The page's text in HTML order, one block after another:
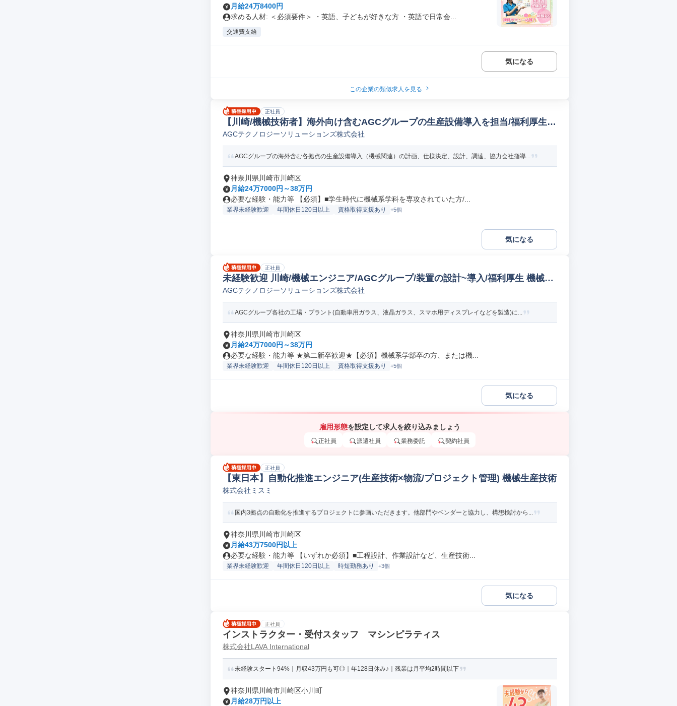
月給24万8400円
求める人材: ＜必須要件＞ ・英語、子どもが好きな方 ・英語で日常会...
交通費支給
気になる
この企業の類似求人を見る
正社員
【川崎/機械技術者】海外向け含むAGCグループの生産設備導入を担当/福利厚生
機械生産技術
AGCテクノロジーソリューションズ株式会社
AGCグループの海外含む各拠点の生産設備導入（機械関連）の計画、仕様決定、設計、調達、協力会社指導...
神奈川県川崎市川崎区
月給24万7000円～38万円
必要な経験・能力等 【必須】■学生時代に機械系学科を専攻されていた方/...
業界未経験歓迎 年間休日120日以上 資格取得支援あり +5個
気になる
正社員
未経験歓迎 川崎/機械エンジニア/AGCグループ/装置の設計~導入/福利厚生 機械生
産技術
AGCテクノロジーソリューションズ株式会社
AGCグループ各社の工場・プラント(自動車用ガラス、液晶ガラス、スマホ用ディスプレイなどを製造)に...
神奈川県川崎市川崎区
月給24万7000円～38万円
必要な経験・能力等 ★第二新卒歓迎★【必須】機械系学部卒の方、または機...
業界未経験歓迎 年間休日120日以上 資格取得支援あり +5個
気になる
雇用形態を設定して求人を絞り込みましょう
正社員 派遣社員 業務委託 契約社員
正社員
【東日本】自動化推進エンジニア(生産技術×物流/プロジェクト管理) 機械生産技術
株式会社ミスミ
国内3拠点の自動化を推進するプロジェクトに参画いただきます。他部門やベンダーと協力し、構想検討から...
神奈川県川崎市川崎区
月給43万7500円以上
必要な経験・能力等 【いずれか必須】■工程設計、作業設計など、生産技術...
業界未経験歓迎 年間休日120日以上 時短勤務あり +3個
気になる
正社員
インストラクター・受付スタッフ マシンピラティス
株式会社LAVA International
未経験スタート94%｜月収43万円も可◎｜年128日休み♪｜残業は月平均2時間以下
神奈川県川崎市川崎区小川町
月給28万円以上